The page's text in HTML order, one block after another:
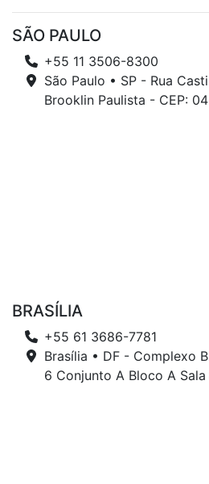
SÃO PAULO
+55 11 3506-8300
São Paulo • SP - Rua
Brooklin Paulista - CEP:
BRASÍLIA
+55 61 3686-7781
Brasília • DF - Complexo
6 Conjunto A Bloco A